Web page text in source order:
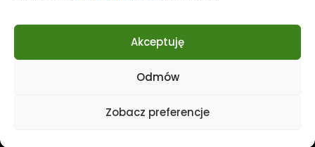
Akceptuję
Odmów
Zobacz preferencje
KoszalinCity.pl - Twój portal o Koszalinie